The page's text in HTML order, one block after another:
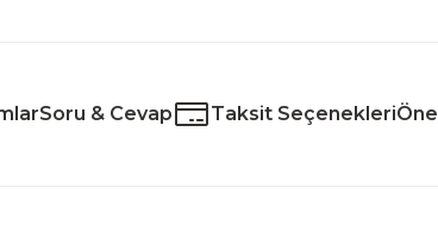
Soru & Cevap Taksit Seçenekleri